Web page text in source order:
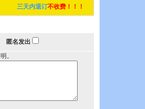
三天内退订不收费！！！
匿名发出
。